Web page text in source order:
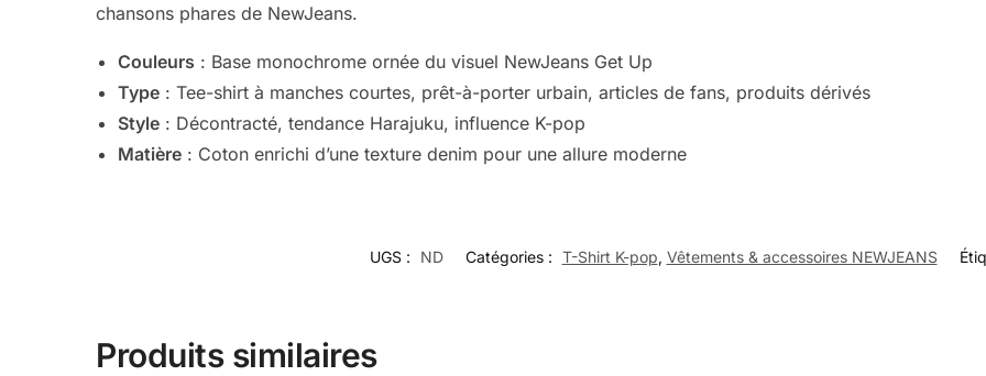
chansons phares de NewJeans.
Couleurs : Base monochrome ornée du visuel NewJeans Get Up
Type : Tee-shirt à manches courtes, prêt-à-porter urbain, articles de fans, produits dérivés
Style : Décontracté, tendance Harajuku, influence K-pop
Matière : Coton enrichi d’une texture denim pour une allure moderne
UGS : ND Catégories : T-Shirt K-pop, Vêtements & accessoires NEWJEANS
Produits similaires